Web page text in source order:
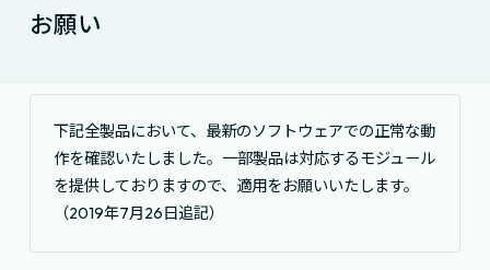
お願い
下記全製品において、最新のソフトウェアでの正常な動
作を確認いたしました。一部製品は対応するモジュール
を提供しておりますので、適用をお願いいたします。
（2019年7月26日追記）